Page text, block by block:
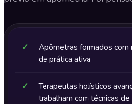
✓
Apômetras formados com
de prática ativa
✓
Terapeutas holísticos
trabalham com técnicas